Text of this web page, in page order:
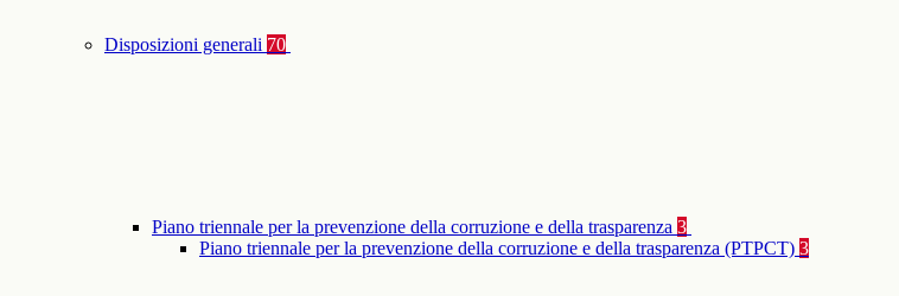
Disposizioni generali 70
Piano triennale per la prevenzione della corruzione e della trasparenza 3
Piano triennale per la prevenzione della corruzione e della trasparenza (PTPCT) 3